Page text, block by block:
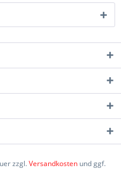
zzgl.Versandkosten und ggf.